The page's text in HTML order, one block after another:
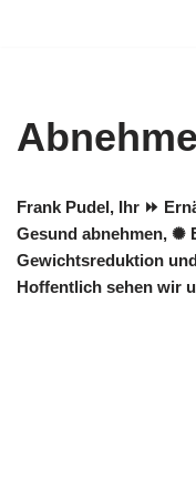
Frank Pudel, Ihr ⏩
Gesund abnehmen, ✺
Gewichtsreduktion
Hoffentlich sehen wir